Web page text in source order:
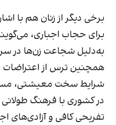
برخی دیگر از زنان هم با
برای حجاب اجباری،
به‌دلیل شجاعت زن‌ها در
همچنین ترس از
شرایط سخت معیشتی،
در کشوری با فرهنگ
تفریحی کافی و آزادی‌های